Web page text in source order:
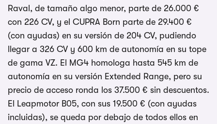
Raval, de tamaño algo menor, parte de 26.000 €
con 226 CV, y el CUPRA Born parte de 29.400 €
(con ayudas) en su versión de 204 CV, pudiendo
llegar a 326 CV y 600 km de autonomía en su tope
de gama VZ. El MG4 homologa hasta 545 km de
autonomía en su versión Extended Range, pero su
precio de acceso ronda los 37.500 € sin descuentos.
El Leapmotor B05, con sus 19.500 € (con ayudas
incluidas), se queda por debajo de todos ellos en